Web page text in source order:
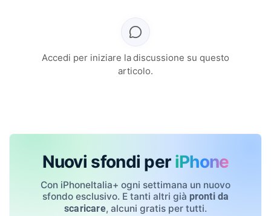
Accedi per iniziare la discussione su questo
articolo.
Nuovi sfondi per iPhone
Con iPhoneItalia+ ogni settimana un nuovo
sfondo esclusivo. E tanti altri già pronti da
scaricare, alcuni gratis per tutti.